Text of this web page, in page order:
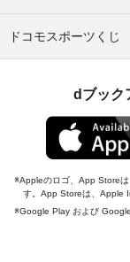
ドコモスポーツくじ
dブック
Appleのロゴ、App Store
す。App Storeは、Apple
Google Play および